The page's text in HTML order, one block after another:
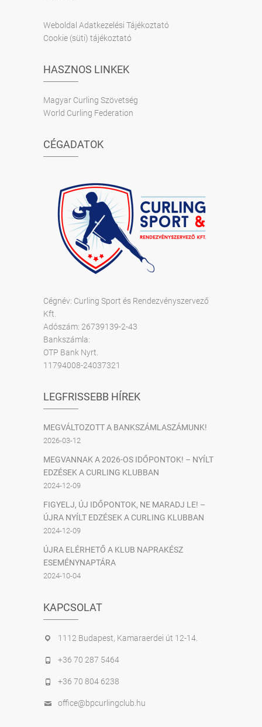
Weboldal Adatkezelési Tájékoztató
Cookie (süti) tájékoztató
HASZNOS LINKEK
Magyar Curling Szövetség
World Curling Federation
CÉGADATOK
Cégnév: Curling Sport és Rendezvényszervező
Kft.
Adószám: 26739139-2-43
Bankszámla:
OTP Bank Nyrt.
11794008-24037321
LEGFRISSEBB HÍREK
MEGVÁLTOZOTT A BANKSZÁMLASZÁMUNK!
2026-03-12
MEGVANNAK A 2026-OS IDŐPONTOK! – NYÍLT
EDZÉSEK A CURLING KLUBBAN
2024-12-09
FIGYELJ, ÚJ IDŐPONTOK, NE MARADJ LE! –
ÚJRA NYÍLT EDZÉSEK A CURLING KLUBBAN
2024-12-09
ÚJRA ELÉRHETŐ A KLUB NAPRAKÉSZ
ESEMÉNYNAPTÁRA
2024-10-04
KAPCSOLAT
1112 Budapest, Kamaraerdei út 12-14.
+36 70 287 5464
+36 70 804 6238
office@bpcurlingclub.hu